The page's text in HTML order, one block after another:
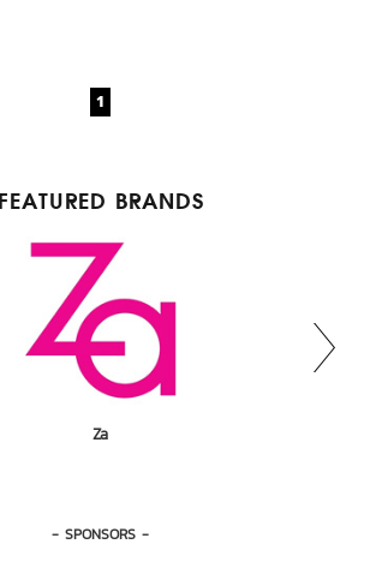
1
FEATURED BRANDS
KA
Bondi Boost
Olaplex
BENEFIT COSMETICS
LaLaaCram
Za
- SPONSORS -